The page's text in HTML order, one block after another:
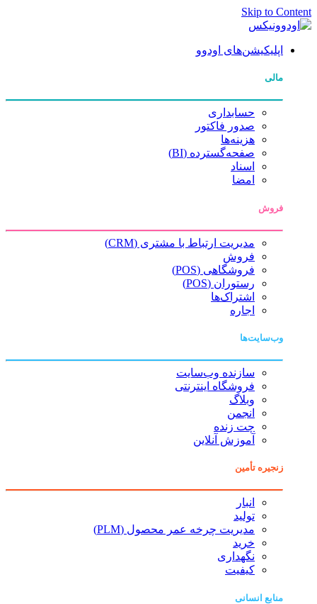
Skip to Content
اپلیکیشن‌های اودوو
مالی
حسابداری
صدور فاکتور
هزینه‌ها
صفحه‌گسترده (BI)
اسناد
امضا
فروش
مدیریت ارتباط با مشتری (CRM)
فروش
فروشگاهی (POS)
رستوران (POS)
اشتراک‌ها
اجاره
وب‌سایت‌ها
سازنده وب‌سایت
فروشگاه اینترنتی
وبلاگ
انجمن
چت زنده
آموزش آنلاین
زنجیره تأمین
انبار
تولید
مدیریت چرخه عمر محصول (PLM)
خرید
نگهداری
کیفیت
منابع انسانی